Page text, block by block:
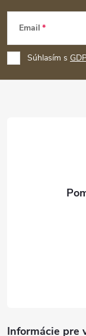
Z
p
ä
Email
Súhlasím s
Informácie pre